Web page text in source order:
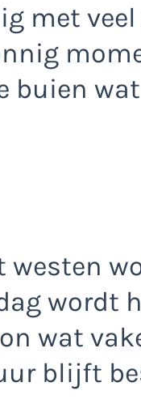
met
buien
westen
wordt
wat
blijft